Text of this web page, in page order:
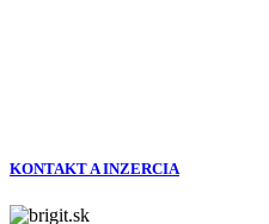
KONTAKT A INZERCIA